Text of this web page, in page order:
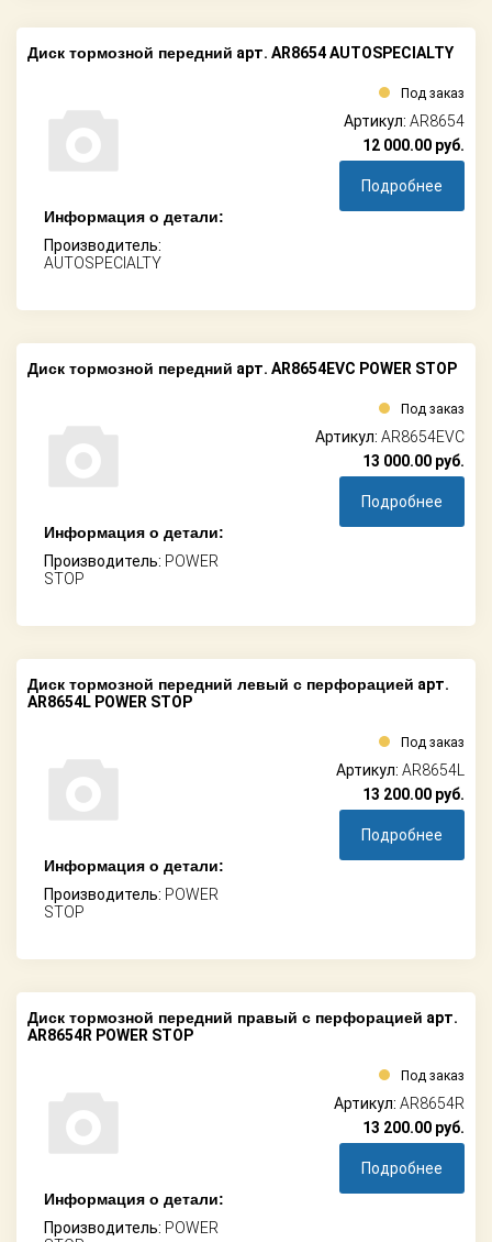
Диск тормозной передний арт. AR8654 AUTOSPECIALTY
Информация о детали:
Производитель:
AUTOSPECIALTY
Под заказ
Артикул: AR8654
12 000.00 руб.
Подробнее
Диск тормозной передний арт. AR8654EVC POWER STOP
Информация о детали:
Производитель: POWER
STOP
Под заказ
Артикул: AR8654EVC
13 000.00 руб.
Подробнее
Диск тормозной передний левый с перфорацией арт.
AR8654L POWER STOP
Информация о детали:
Производитель: POWER
STOP
Под заказ
Артикул: AR8654L
13 200.00 руб.
Подробнее
Диск тормозной передний правый с перфорацией арт.
AR8654R POWER STOP
Информация о детали:
Производитель: POWER
Под заказ
Артикул: AR8654R
13 200.00 руб.
Подробнее